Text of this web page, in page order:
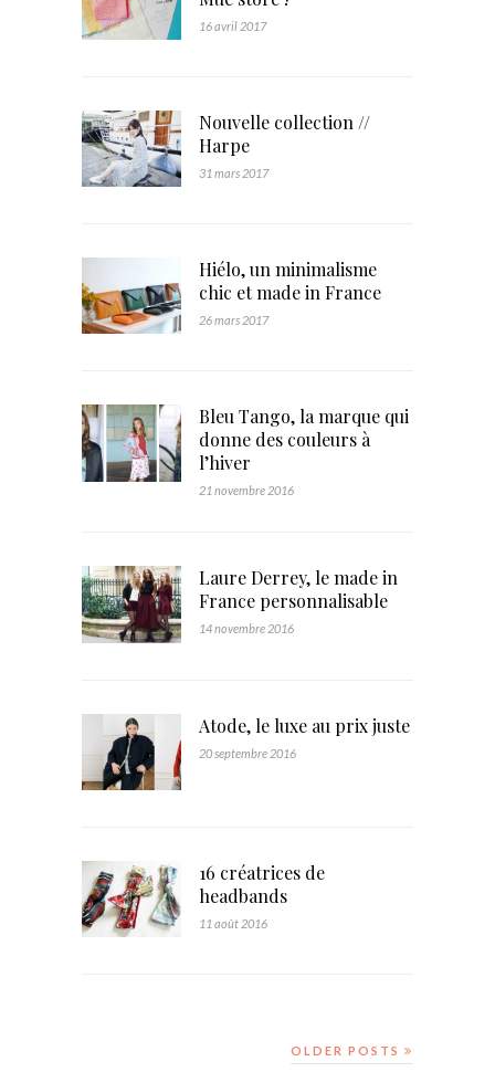
16 avril 2017
Nouvelle collection //
Harpe
31 mars 2017
Hiélo, un minimalisme
chic et made in France
26 mars 2017
Bleu Tango, la marque qui
donne des couleurs à
l’hiver
21 novembre 2016
Laure Derrey, le made in
France personnalisable
14 novembre 2016
Atode, le luxe au prix juste
20 septembre 2016
16 créatrices de
headbands
11 août 2016
OLDER POSTS